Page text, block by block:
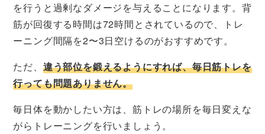
を行うと過剰なダメージを与えることになります。背
筋が回復する時間は72時間とされているので、トレ
ーニング間隔を2〜3日空けるのがおすすめです。
ただ、 違う部位を鍛えるようにすれば、毎日筋トレを
行っても問題ありません。
毎日体を動かしたい方は、筋トレの場所を毎日変えな
がらトレーニングを行いましょう。